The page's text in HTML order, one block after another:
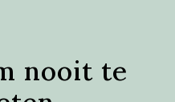
nooit te